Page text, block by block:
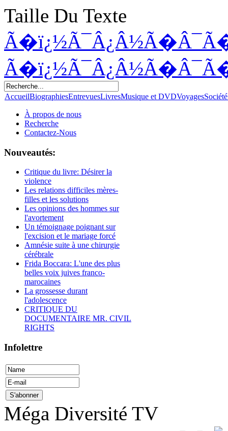
Taille Du Texte
AccueilBiographiesEntrevuesLivresMusique et DVDVoyagesSociété
À propos de nous
Recherche
Contactez-Nous
Nouveautés:
Critique du livre: Désirer la
violence
Les relations difficiles mères-
filles et les solutions
Les opinions des hommes sur
l'avortement
Un témoignage poignant sur
l'excision et le mariage forcé
Amnésie suite à une chirurgie
cérébrale
Frida Boccara: L'une des plus
belles voix juives franco-
marocaines
La grossesse durant
l'adolescence
CRITIQUE DU
DOCUMENTAIRE MR. CIVIL
RIGHTS
Infolettre
Méga Diversité TV